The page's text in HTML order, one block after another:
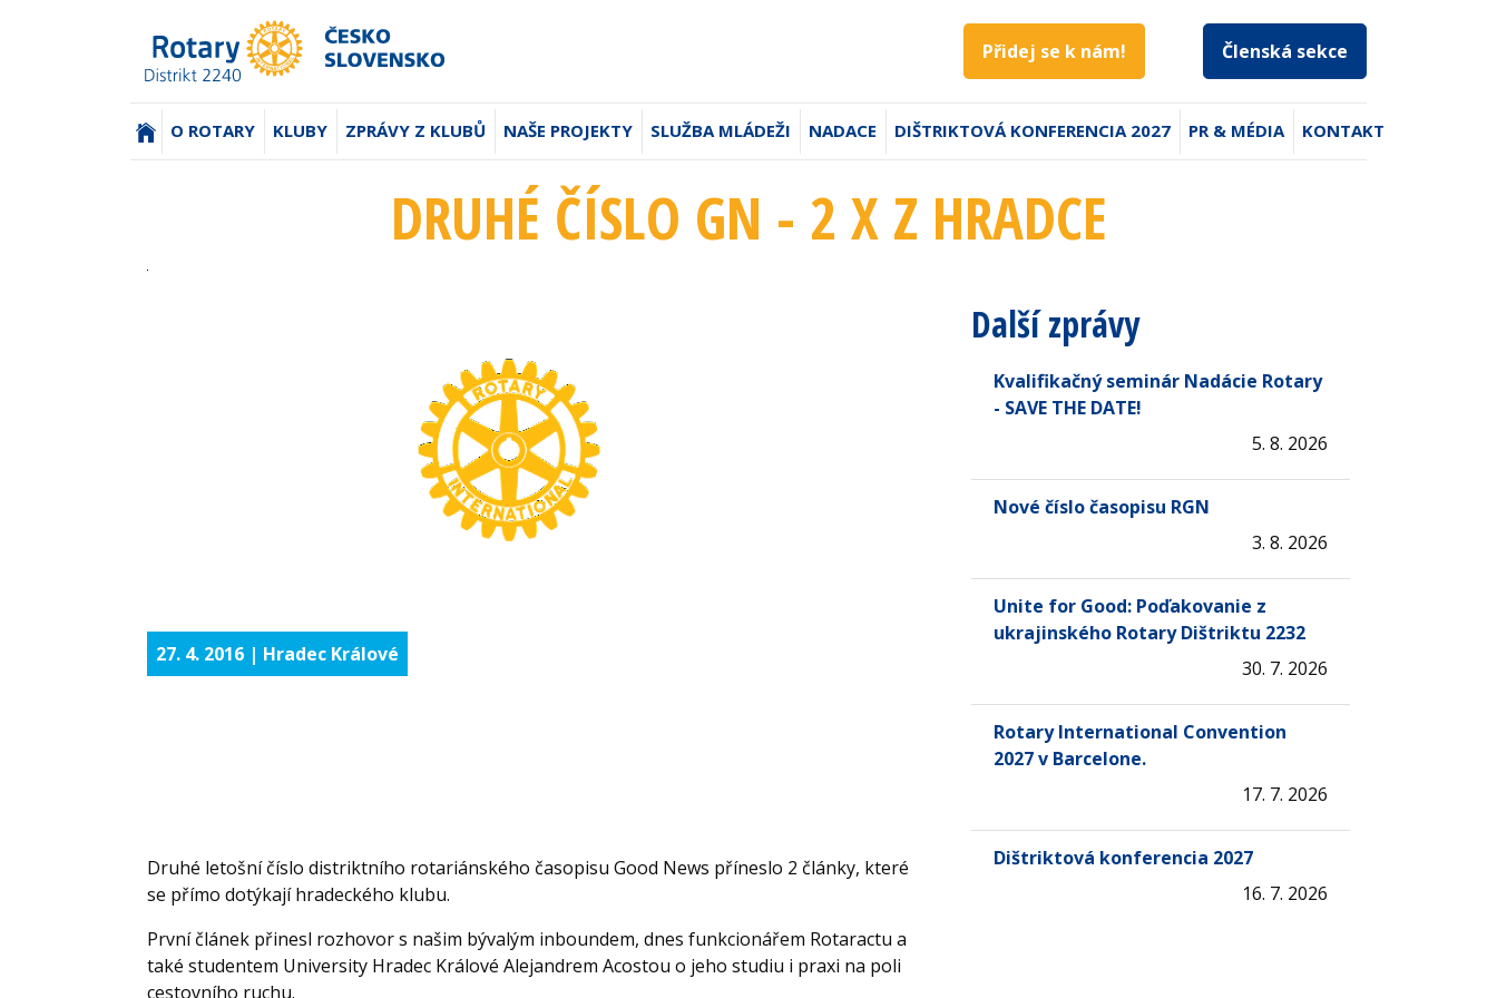
Přidej se k nám! Členská sekce
(AKTUÁLNÍ)
O ROTARY KLUBY ZPRÁVY Z KLUBŮ NAŠE PROJEKTY SLUŽBA MLÁDEŽI NADACE DIŠTRIKTOVÁ KONFERENCIA 2027 PR & MÉDIA KONTAKT
DRUHÉ ČÍSLO GN - 2 X Z HRADCE
27. 4. 2016 | Hradec Králové
Druhé letošní číslo distriktního rotariánského časopisu Good News příneslo 2 články, které
se přímo dotýkají hradeckého klubu.
První článek přinesl rozhovor s našim bývalým inboundem, dnes funkcionářem Rotaractu a
také studentem University Hradec Králové Alejandrem Acostou o jeho studiu i praxi na poli
cestovního ruchu.
Další zprávy
Kvalifikačný seminár Nadácie Rotary
- SAVE THE DATE!
5. 8. 2026
Nové číslo časopisu RGN
3. 8. 2026
Unite for Good: Poďakovanie z
ukrajinského Rotary Dištriktu 2232
30. 7. 2026
Rotary International Convention
2027 v Barcelone.
17. 7. 2026
Dištriktová konferencia 2027
16. 7. 2026